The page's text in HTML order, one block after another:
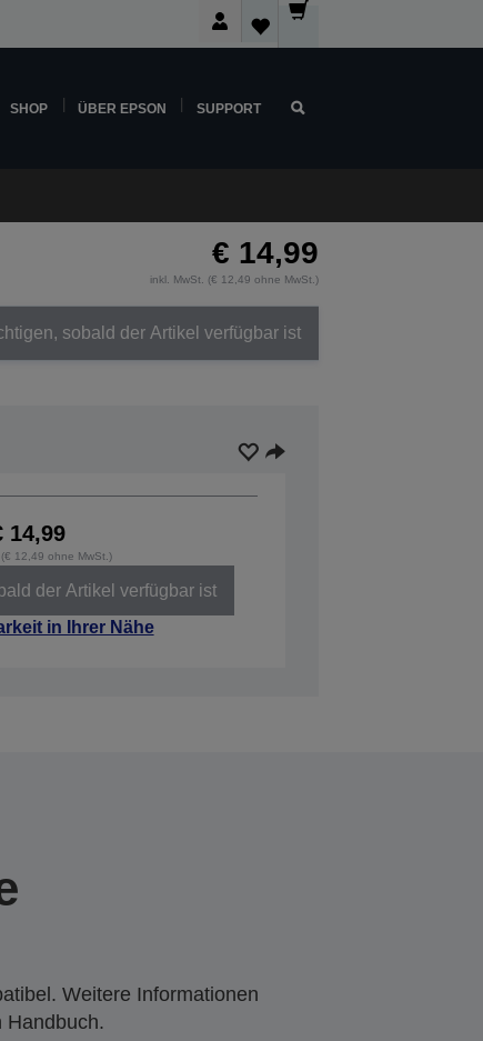
SHOP ÜBER EPSON SUPPORT
€ 14,99
inkl. MwSt. (€ 12,49 ohne MwSt.)
sobald der Artikel verfügbar ist
14,99
(€ 12,49 ohne MwSt.)
der Artikel verfügbar ist
in Ihrer Nähe
Weitere Informationen
Handbuch.